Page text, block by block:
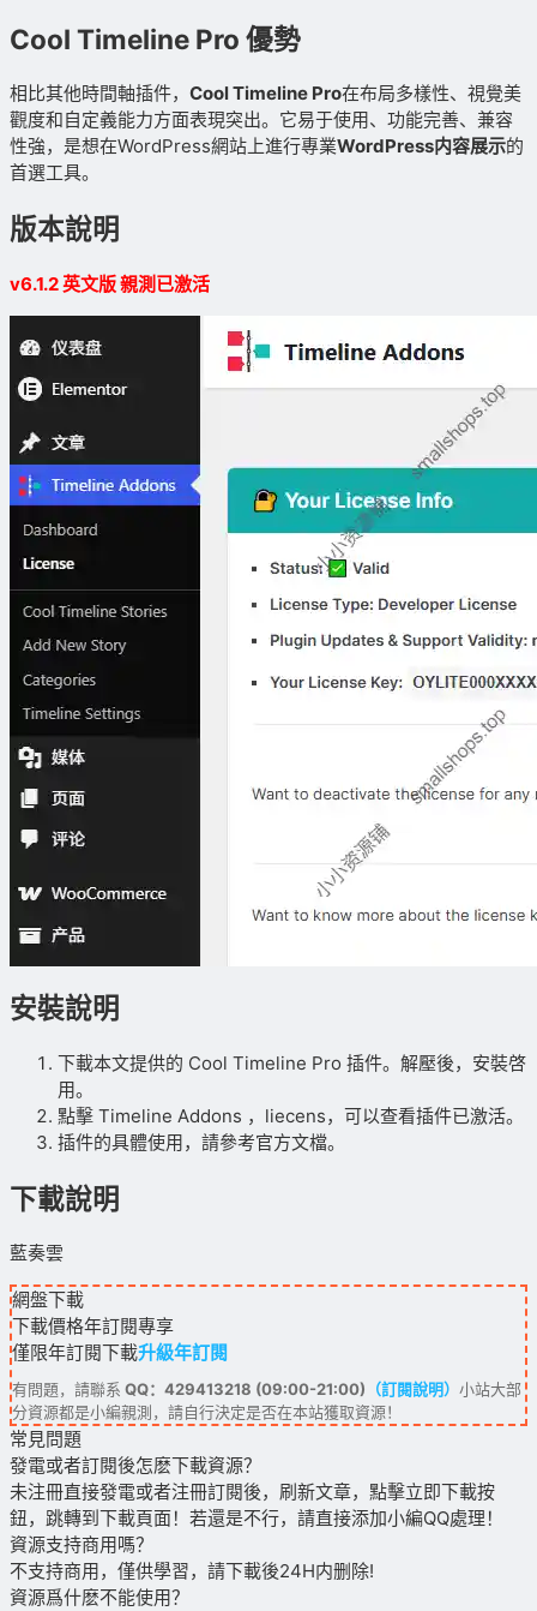
Cool Timeline Pro 優勢
相比其他時間軸插件， Cool Timeline Pro在布局多樣性、視覺美
觀度和自定義能力方面表現突出。它易于使用、功能完善、兼容
性強，是想在WordPress網站上進行專業WordPress内容展示的
首選工具。
版本說明
v6.1.2 英文版 親測已激活
安裝說明
下載本文提供的 Cool Timeline Pro 插件。解壓後，安裝啓
用。
點擊 Timeline Addons ，liecens，可以查看插件已激活。
插件的具體使用，請參考官方文檔。
下載說明
藍奏雲
網盤下載
下載價格年訂閱專享
僅限年訂閱下載升級年訂閱
有問題，請聯系 QQ：429413218 (09:00-21:00) （訂閱說明） 小站大部
分資源都是小編親測，請自行決定是否在本站獲取資源！
常見問題
發電或者訂閱後怎麽下載資源？
未注冊直接發電或者注冊訂閱後，刷新文章，點擊立即下載按
鈕，跳轉到下載頁面！若還是不行，請直接添加小編QQ處理！
資源支持商用嗎？
不支持商用，僅供學習，請下載後24H内删除!
資源爲什麽不能使用？